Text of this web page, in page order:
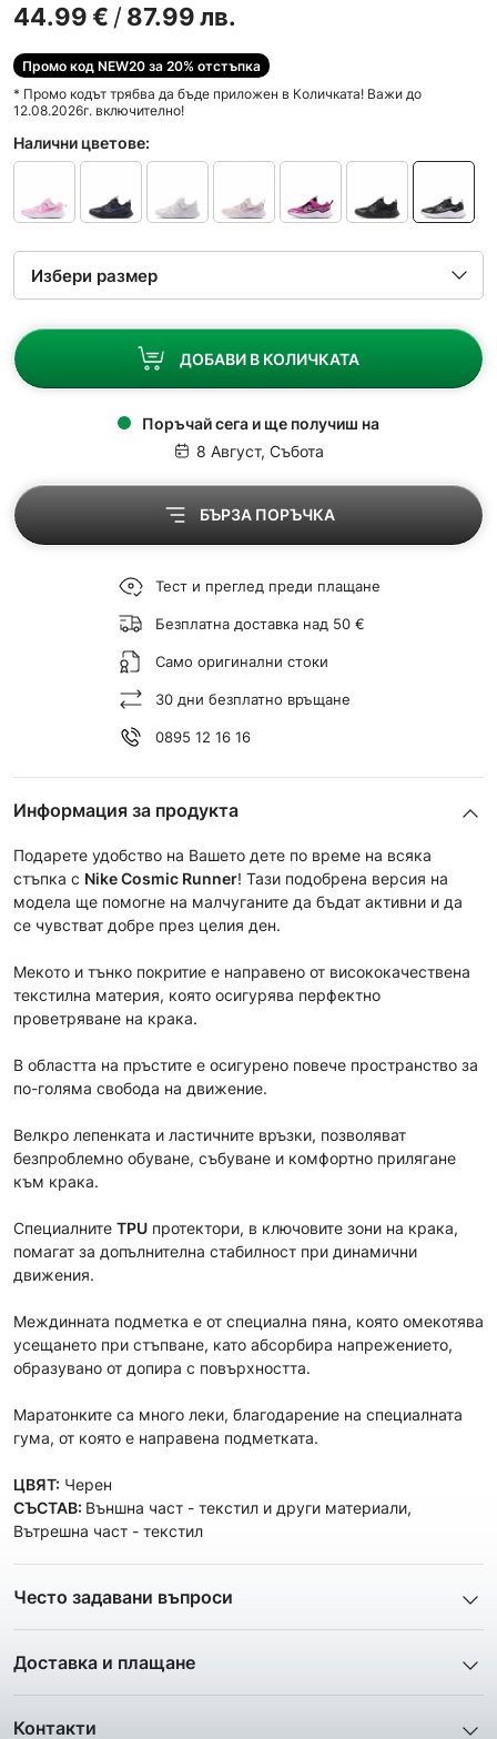
44.99€ /87.99лв.
Промо код NEW20 за 20% отстъпка
* Промо кодът трябва да бъде приложен в Количката! Важи до
12.08.2026г. включително!
Налични цветове:
ДОБАВИ В КОЛИЧКАТА
Поръчай сега и ще получиш на
8 Август, Събота
БЪРЗА ПОРЪЧКА
Тест и преглед преди плащане
Безплатна доставка над 50 €
Само оригинални стоки
30 дни безплатно връщане
0895 12 16 16
Информация за продукта
Подарете удобство на Вашето дете по време на всяка
стъпка с Nike Cosmic Runner! Тази подобрена версия на
модела ще помогне на малчуганите да бъдат активни и да
се чувстват добре през целия ден.
Мекoто и тънко покритие е направено от висококачествена
текстилна материя, която осигурява перфектно
проветряване на крака.
В областта на пръстите е осигурено повече пространство за
по-голяма свобода на движение.
Велкро лепенката и ластичните връзки, позволяват
безпроблемно обуване, събуване и комфортно прилягане
към крака.
Специалните TPU протектори, в ключовите зони на крака,
помагат за допълнителна стабилност при динамични
движения.
Междинната подметка е от специална пяна, която омекотява
усещането при стъпване, като абсорбира напрежението,
образувано от допира с повърхността.
Маратонките са много леки, благодарение на специалната
гума, от която е направена подметката.
ЦВЯТ: Черен
СЪСТАВ: Външна част - текстил и други материали,
Вътрешна част - текстил
Често задавани въпроси
ще получа?
Доставка и плащане
използваме услугите на куриерските фирми
Контакти